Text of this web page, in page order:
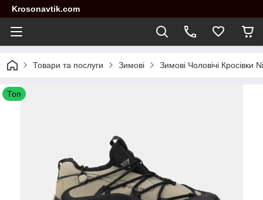
Krosonavtik.com
Товари та послуги Зимові Зимові Чоловічі
Топ